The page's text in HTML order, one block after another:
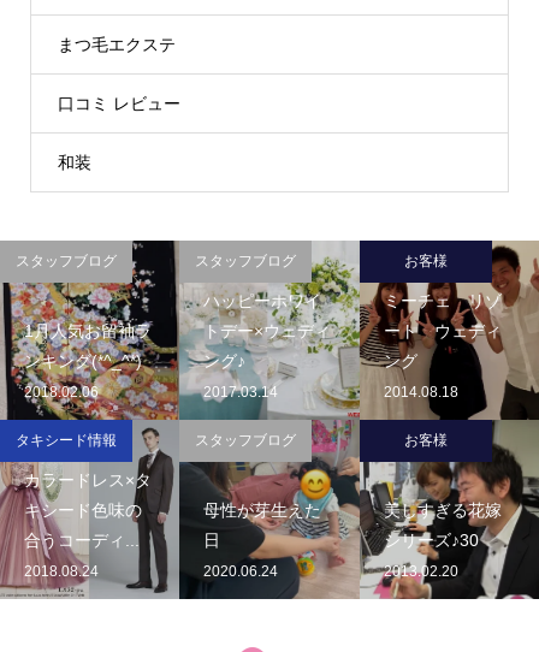
まつ毛エクステ
口コミ レビュー
和装
1月人気お留袖ラ
ンキング(*^_^*)
2018.02.06
スタッフブログ
ハッピーホワイ
トデー×ウェディ
ング♪
2017.03.14
スタッフブログ
ミーチェ リゾ
ート ウェディ
ング
2014.08.18
お客様
カラードレス×タ
キシード色味の
合うコーディ...
2018.08.24
タキシード情報
母性が芽生えた
日
2020.06.24
スタッフブログ
美しすぎる花嫁
シリーズ♪30
2013.02.20
お客様